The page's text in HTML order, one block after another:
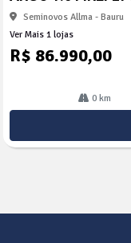
Seminovos Allma - Bauru
Ver Mais 1 lojas
R$ 86.990,00
0 km